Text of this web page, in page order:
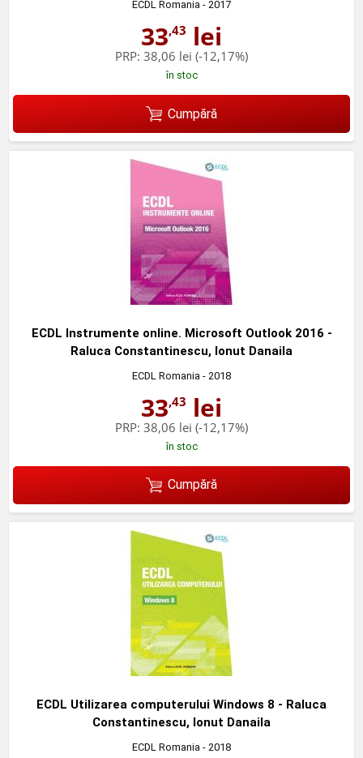
ECDL Romania - 2017
33,43 lei
PRP: 38,06 lei (-12,17%)
în stoc
Cumpără
ECDL Instrumente online. Microsoft Outlook 2016 -
Raluca Constantinescu, Ionut Danaila
ECDL Romania - 2018
33,43 lei
PRP: 38,06 lei (-12,17%)
în stoc
Cumpără
ECDL Utilizarea computerului Windows 8 - Raluca
Constantinescu, Ionut Danaila
ECDL Romania - 2018